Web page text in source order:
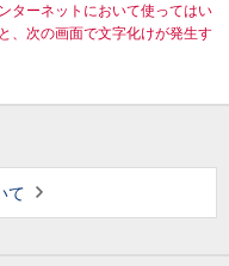
ターネットにおいて使ってはい
、次の画面で文字化けが発生す
て